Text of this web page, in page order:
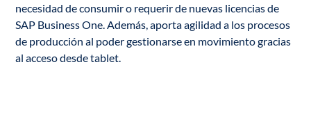
necesidad de consumir o requerir de nuevas licencias de
SAP Business One. Además, aporta agilidad a los procesos
de producción al poder gestionarse en movimiento gracias
al acceso desde tablet.